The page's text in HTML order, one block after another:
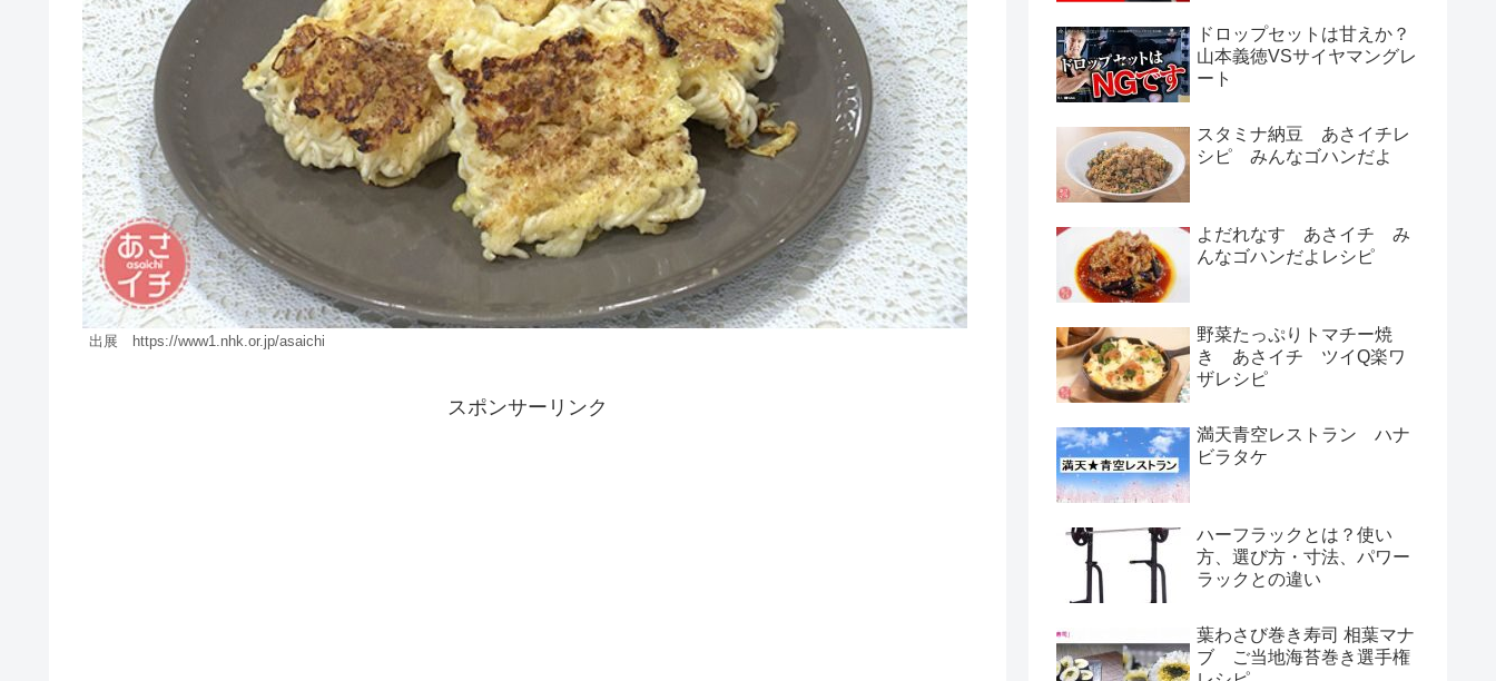
出展 https://www1.nhk.or.jp/asaichi
スポンサーリンク
ドロップセットは甘えか？
山本義徳VSサイヤマングレ
ート
スタミナ納豆 あさイチレ
シピ みんなゴハンだよ
よだれなす あさイチ み
んなゴハンだよレシピ
野菜たっぷりトマチー焼
き あさイチ ツイQ楽ワ
ザレシピ
満天青空レストラン ハナ
ビラタケ
ハーフラックとは？使い
方、選び方・寸法、パワー
ラックとの違い
葉わさび巻き寿司 相葉マナ
ブ ご当地海苔巻き選手権